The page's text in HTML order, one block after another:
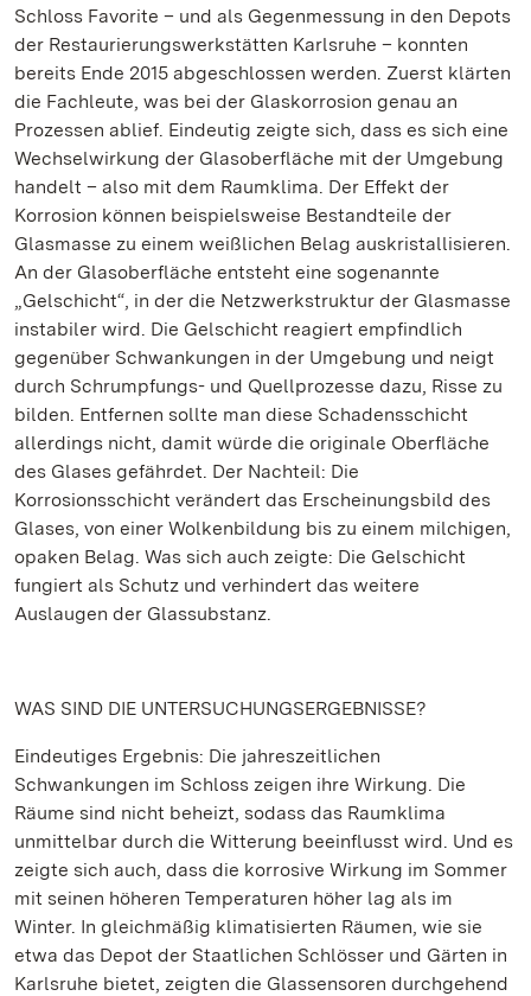
Schloss Favorite – und als Gegenmessung in den Depots
der Restaurierungswerkstätten Karlsruhe – konnten
bereits Ende 2015 abgeschlossen werden. Zuerst klärten
die Fachleute, was bei der Glaskorrosion genau an
Prozessen ablief. Eindeutig zeigte sich, dass es sich eine
Wechselwirkung der Glasoberfläche mit der Umgebung
handelt – also mit dem Raumklima. Der Effekt der
Korrosion können beispielsweise Bestandteile der
Glasmasse zu einem weißlichen Belag auskristallisieren.
An der Glasoberfläche entsteht eine sogenannte
„Gelschicht“, in der die Netzwerkstruktur der Glasmasse
instabiler wird. Die Gelschicht reagiert empfindlich
gegenüber Schwankungen in der Umgebung und neigt
durch Schrumpfungs- und Quellprozesse dazu, Risse zu
bilden. Entfernen sollte man diese Schadensschicht
allerdings nicht, damit würde die originale Oberfläche
des Glases gefährdet. Der Nachteil: Die
Korrosionsschicht verändert das Erscheinungsbild des
Glases, von einer Wolkenbildung bis zu einem milchigen,
opaken Belag. Was sich auch zeigte: Die Gelschicht
fungiert als Schutz und verhindert das weitere
Auslaugen der Glassubstanz.
WAS SIND DIE UNTERSUCHUNGSERGEBNISSE?
Eindeutiges Ergebnis: Die jahreszeitlichen
Schwankungen im Schloss zeigen ihre Wirkung. Die
Räume sind nicht beheizt, sodass das Raumklima
unmittelbar durch die Witterung beeinflusst wird. Und es
zeigte sich auch, dass die korrosive Wirkung im Sommer
mit seinen höheren Temperaturen höher lag als im
Winter. In gleichmäßig klimatisierten Räumen, wie sie
etwa das Depot der Staatlichen Schlösser und Gärten in
Karlsruhe bietet, zeigten die Glassensoren durchgehend